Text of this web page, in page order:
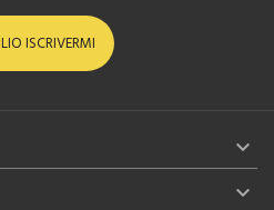
ISCRIVERMI

